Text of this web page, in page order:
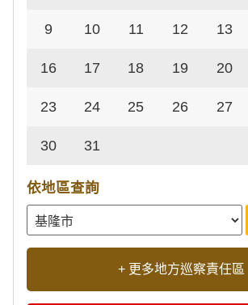
9 10 11 12 13
16 17 18 19 20
23 24 25 26 27
30 31
依地區查詢
+ 更多地方巡察責任區